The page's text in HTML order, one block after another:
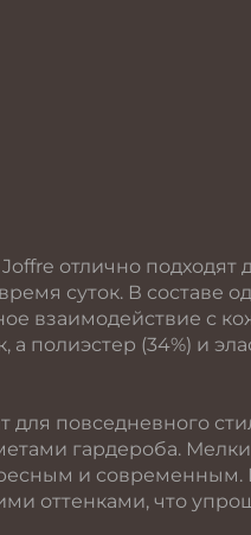
отлично подходят
суток. В составе
взаимодействие с
полиэстер (34%) и
повседневного
гардероба.
и
оттенками, что